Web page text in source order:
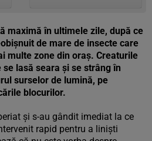
maximă în ultimele zile, după ce
de mare de insecte care
multe zone din oraș. Creaturile
lasă seara și se strâng în
surselor de lumină, pe
blocurilor.
și s-au gândit imediat la ce
rapid pentru a liniști